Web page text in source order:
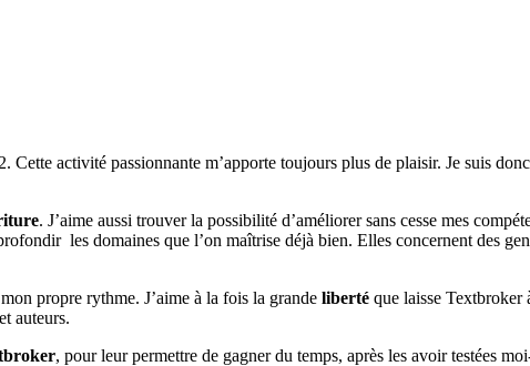
activité passionnante m’apporte toujours plus de plaisir. Je suis
. J’aime aussi trouver la possibilité d’améliorer sans cesse mes
les domaines que l’on maîtrise déjà bien. Elles concernent des
propre rythme. J’aime à la fois la grande liberté que laisse Textbroker
auteurs.
, pour leur permettre de gagner du temps, après les avoir testées